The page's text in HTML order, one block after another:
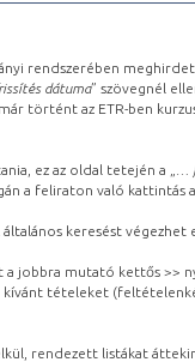
rendszerében
dátuma” szövegnél
történt az ETR-ben
ez az oldal tetején a „ …
a feliraton való kattintás
keresést
a jobbra mutató kettős >>
tételeket
rendezett listákat